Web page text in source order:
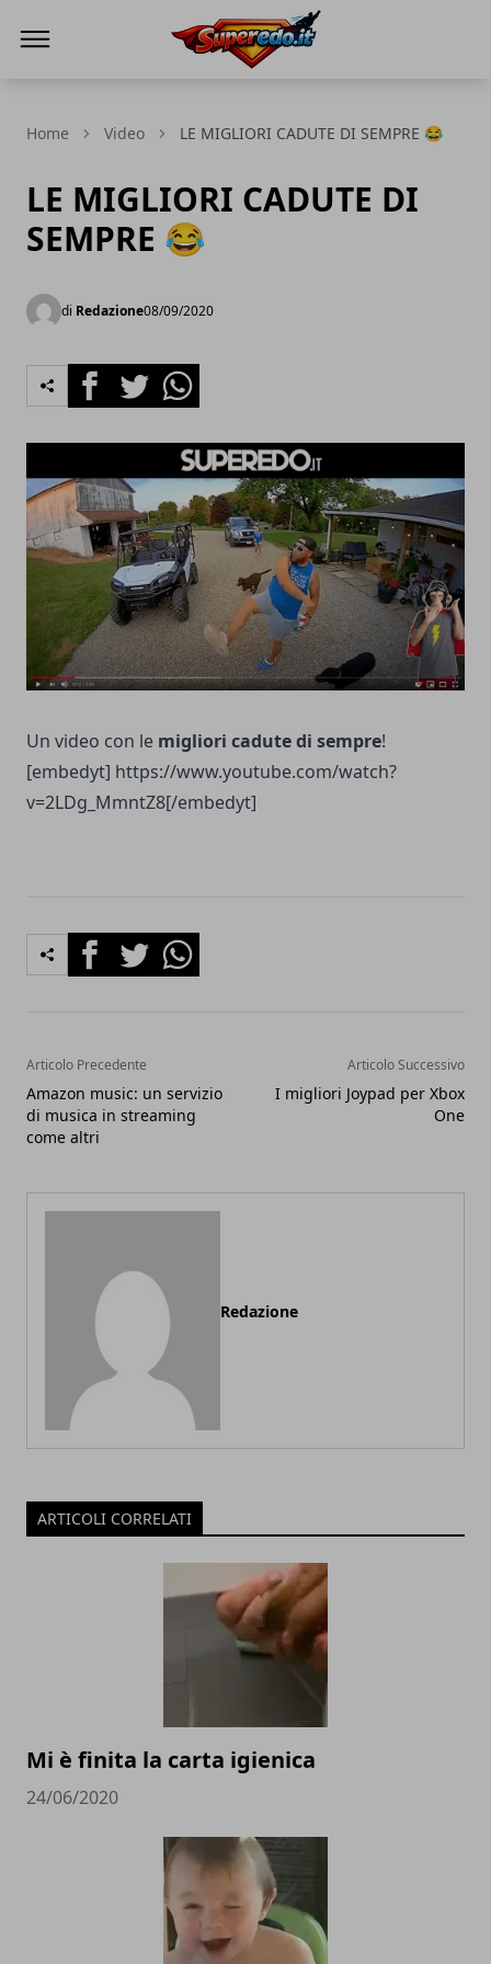
Home Video LE MIGLIORI CADUTE DI SEMPRE 😂
LE MIGLIORI CADUTE DI
SEMPRE 😂
di Redazione08/09/2020
FacebookTwitterWhatsapp
Un video con le migliori cadute di sempre!
[embedyt] https://www.youtube.com/watch?
v=2LDg_MmntZ8[/embedyt]
FacebookTwitterWhatsapp
Articolo Precedente
Amazon music: un servizio
di musica in streaming
come altri
Articolo Successivo
I migliori Joypad per Xbox
One
Redazione
ARTICOLI CORRELATI
Mi è finita la carta igienica
24/06/2020